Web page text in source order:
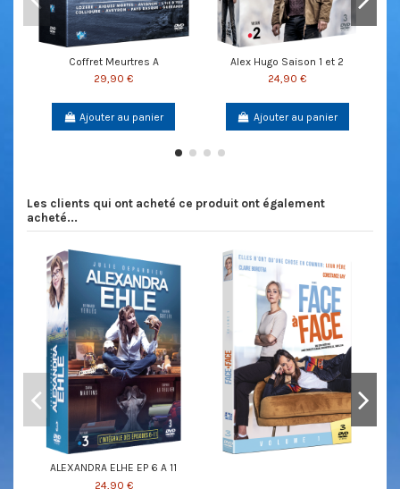
Coffret Meurtres A
29,90 €
Ajouter au panier
Alex Hugo Saison 1 et 2
24,90 €
Ajouter au panier
Les clients qui ont acheté ce produit ont également
acheté...
ALEXANDRA ELHE EP 6 A 11
24,90 €